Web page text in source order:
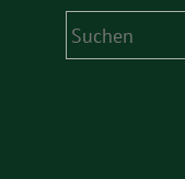
Suchen